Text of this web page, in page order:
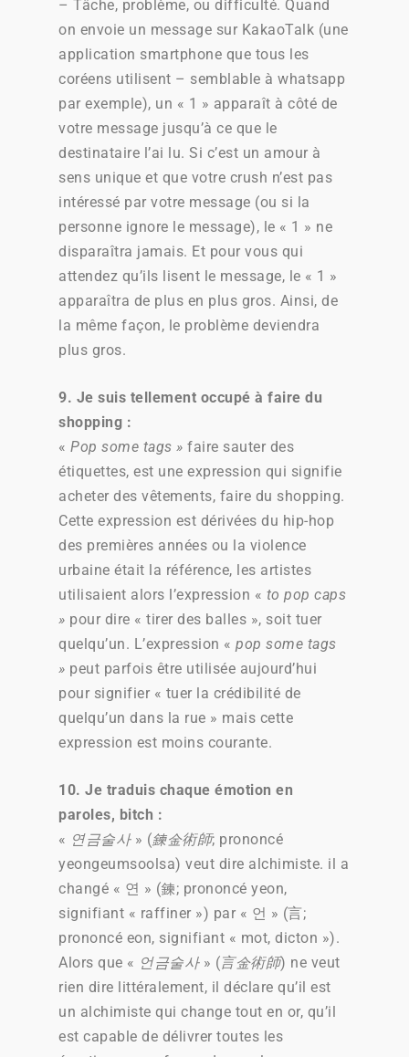
– Tâche, problème, ou difficulté. Quand
on envoie un message sur KakaoTalk (une
application smartphone que tous les
coréens utilisent – semblable à whatsapp
par exemple), un « 1 » apparaît à côté de
votre message jusqu’à ce que le
destinataire l’ai lu. Si c’est un amour à
sens unique et que votre crush n’est pas
intéressé par votre message (ou si la
personne ignore le message), le « 1 » ne
disparaîtra jamais. Et pour vous qui
attendez qu’ils lisent le message, le « 1 »
apparaîtra de plus en plus gros. Ainsi, de
la même façon, le problème deviendra
plus gros.
9. Je suis tellement occupé à faire du
shopping :
« Pop some tags » faire sauter des
étiquettes, est une expression qui signifie
acheter des vêtements, faire du shopping.
Cette expression est dérivées du hip-hop
des premières années ou la violence
urbaine était la référence, les artistes
utilisaient alors l’expression « to pop caps
» pour dire « tirer des balles », soit tuer
quelqu’un. L’expression « pop some tags
» peut parfois être utilisée aujourd’hui
pour signifier « tuer la crédibilité de
quelqu’un dans la rue » mais cette
expression est moins courante.
10. Je traduis chaque émotion en
paroles, bitch :
« 연금술사» (鍊金術師; prononcé
yeongeumsoolsa) veut dire alchimiste. il a
changé « 연 » (鍊; prononcé yeon,
signifiant « raffiner ») par « 언 » (言;
prononcé eon, signifiant « mot, dicton »).
Alors que « 언금술사 » (言金術師) ne veut
rien dire littéralement, il déclare qu’il est
un alchimiste qui change tout en or, qu’il
est capable de délivrer toutes les